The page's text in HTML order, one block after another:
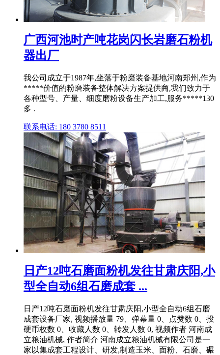
广西河池时产吨花岗闪长岩磨石粉机
器出厂
我公司成立于1987年,坐落于粉磨装备基地河南郑州,作为
*****价值的粉磨装备整体解决方案提供商,我们致力于
各种型号、产量、细度磨粉设备生产加工,服务*****130
多 .
联系电话: 180 3780 8511
日产12吨石磨面粉机发往甘肃庆阳,小
型全自动6组石磨成套 ...
日产12吨石磨面粉机发往甘肃庆阳,小型全自动6组石磨
成套设备厂家, 视频播放量 79、弹幕量 0、点赞数 0、投
硬币枚数 0、收藏人数 0、转发人数 0, 视频作者 河南成
立粮油机械, 作者简介 河南成立粮油机械有限公司是一
家以集成套工程设计、研发,制造玉米、面粉、石磨、碾